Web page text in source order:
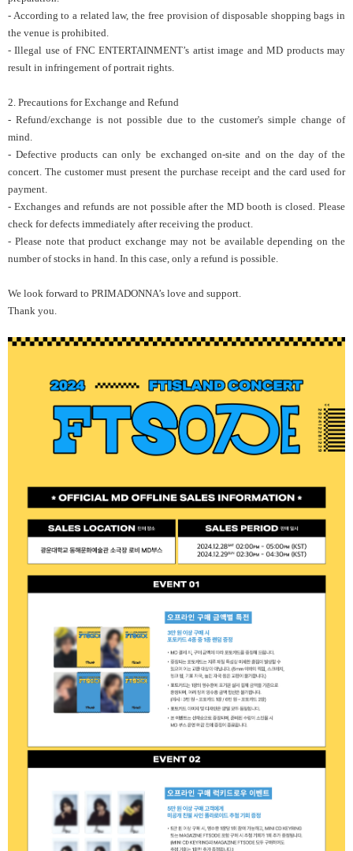
- According to a related law, the free provision of disposable shopping bags in
the venue is prohibited.
- Illegal use of FNC ENTERTAINMENT’s artist image and MD products may
result in infringement of portrait rights.
2. Precautions for Exchange and Refund
- Refund/exchange is not possible due to the customer's simple change of
mind.
- Defective products can only be exchanged on-site and on the day of the
concert. The customer must present the purchase receipt and the card used for
payment.
- Exchanges and refunds are not possible after the MD booth is closed. Please
check for defects immediately after receiving the product.
- Please note that product exchange may not be available depending on the
number of stocks in hand. In this case, only a refund is possible.
We look forward to PRIMADONNA’s love and support.
Thank you.